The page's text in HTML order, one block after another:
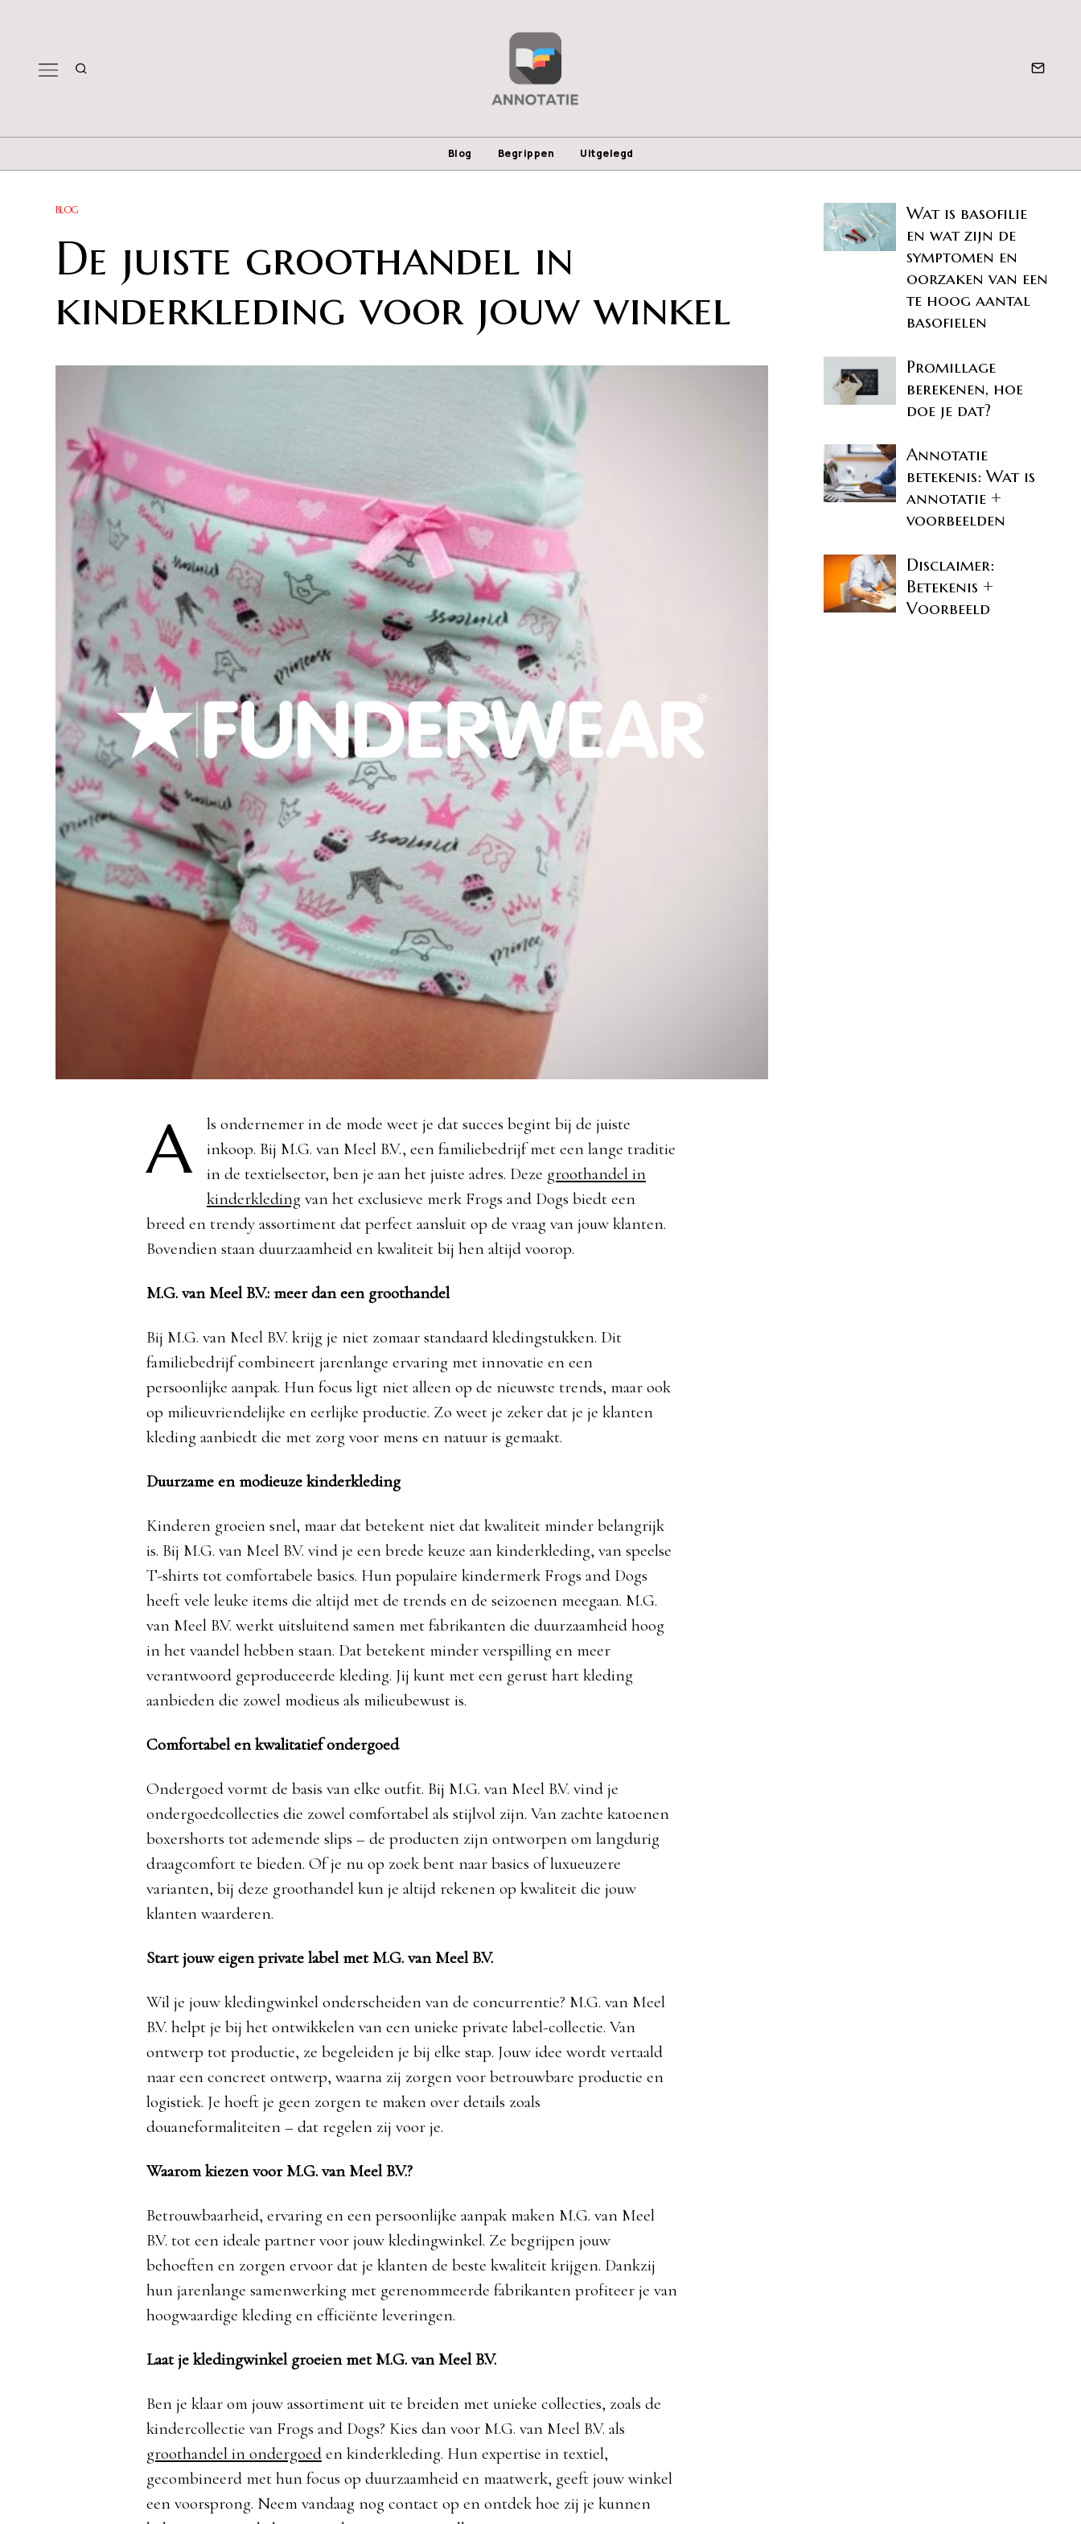
Blog Begrippen Uitgelegd
BLOG
De juiste groothandel in
kinderkleding voor jouw winkel
A
ls ondernemer in de mode weet je dat succes begint bij de juiste
inkoop. Bij M.G. van Meel B.V., een familiebedrijf met een lange traditie
in de textielsector, ben je aan het juiste adres. Deze groothandel in
kinderkleding van het exclusieve merk Frogs and Dogs biedt een
breed en trendy assortiment dat perfect aansluit op de vraag van jouw klanten.
Bovendien staan duurzaamheid en kwaliteit bij hen altijd voorop.
M.G. van Meel B.V.: meer dan een groothandel
Bij M.G. van Meel B.V. krijg je niet zomaar standaard kledingstukken. Dit
familiebedrijf combineert jarenlange ervaring met innovatie en een
persoonlijke aanpak. Hun focus ligt niet alleen op de nieuwste trends, maar ook
op milieuvriendelijke en eerlijke productie. Zo weet je zeker dat je je klanten
kleding aanbiedt die met zorg voor mens en natuur is gemaakt.
Duurzame en modieuze kinderkleding
Kinderen groeien snel, maar dat betekent niet dat kwaliteit minder belangrijk
is. Bij M.G. van Meel B.V. vind je een brede keuze aan kinderkleding, van speelse
T-shirts tot comfortabele basics. Hun populaire kindermerk Frogs and Dogs
heeft vele leuke items die altijd met de trends en de seizoenen meegaan. M.G.
van Meel B.V. werkt uitsluitend samen met fabrikanten die duurzaamheid hoog
in het vaandel hebben staan. Dat betekent minder verspilling en meer
verantwoord geproduceerde kleding. Jij kunt met een gerust hart kleding
aanbieden die zowel modieus als milieubewust is.
Comfortabel en kwalitatief ondergoed
Ondergoed vormt de basis van elke outfit. Bij M.G. van Meel B.V. vind je
ondergoedcollecties die zowel comfortabel als stijlvol zijn. Van zachte katoenen
boxershorts tot ademende slips – de producten zijn ontworpen om langdurig
draagcomfort te bieden. Of je nu op zoek bent naar basics of luxueuzere
varianten, bij deze groothandel kun je altijd rekenen op kwaliteit die jouw
klanten waarderen.
Start jouw eigen private label met M.G. van Meel B.V.
Wil je jouw kledingwinkel onderscheiden van de concurrentie? M.G. van Meel
B.V. helpt je bij het ontwikkelen van een unieke private label-collectie. Van
ontwerp tot productie, ze begeleiden je bij elke stap. Jouw idee wordt vertaald
naar een concreet ontwerp, waarna zij zorgen voor betrouwbare productie en
logistiek. Je hoeft je geen zorgen te maken over details zoals
douaneformaliteiten – dat regelen zij voor je.
Waarom kiezen voor M.G. van Meel B.V.?
Betrouwbaarheid, ervaring en een persoonlijke aanpak maken M.G. van Meel
B.V. tot een ideale partner voor jouw kledingwinkel. Ze begrijpen jouw
behoeften en zorgen ervoor dat je klanten de beste kwaliteit krijgen. Dankzij
hun jarenlange samenwerking met gerenommeerde fabrikanten profiteer je van
hoogwaardige kleding en efficiënte leveringen.
Laat je kledingwinkel groeien met M.G. van Meel B.V.
Ben je klaar om jouw assortiment uit te breiden met unieke collecties, zoals de
kindercollectie van Frogs and Dogs? Kies dan voor M.G. van Meel B.V. als
groothandel in ondergoeden kinderkleding. Hun expertise in textiel,
gecombineerd met hun focus op duurzaamheid en maatwerk, geeft jouw winkel
een voorsprong. Neem vandaag nog contact op en ontdek hoe zij je kunnen
Wat is basofilie
en wat zijn de
symptomen en
oorzaken van een
te hoog aantal
basofielen
Promillage
berekenen, hoe
doe je dat?
Annotatie
betekenis: Wat is
annotatie +
voorbeelden
Disclaimer:
Betekenis +
Voorbeeld